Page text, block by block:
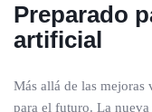
Preparado
artificial
Más allá de las mejoras
para el futuro. La